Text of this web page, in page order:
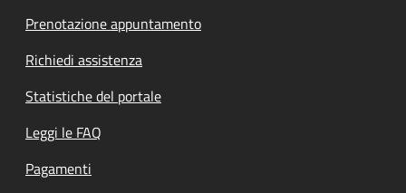
Prenotazione appuntamento
Richiedi assistenza
Statistiche del portale
Leggi le FAQ
Pagamenti